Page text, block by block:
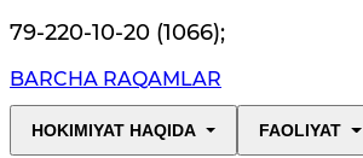
79-220-10-20 (1066);
BARCHA RAQAMLAR
HOKIMIYAT HAQIDA FAOLIYAT